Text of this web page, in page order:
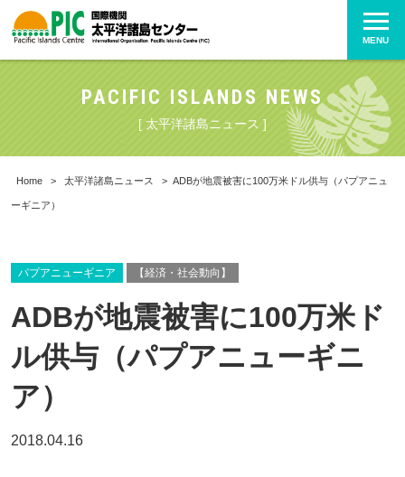
MENU
PACIFIC ISLANDS NEWS
[ 太平洋諸島ニュース ]
Home > 太平洋諸島ニュース > ADBが地震被害に100万米ドル供与（パプアニュ
ーギニア）
パプアニューギニア 【経済・社会動向】
ADBが地震被害に100万米ド
ル供与（パプアニューギニ
ア）
2018.04.16